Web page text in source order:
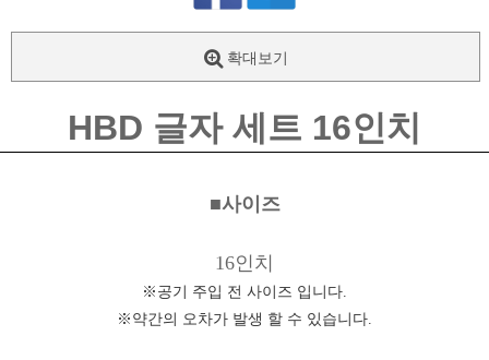
확대보기
HBD 글자 세트 16인치
■사이즈
16인치
※공기 주입 전 사이즈 입니다.
※약간의 오차가 발생 할 수 있습니다.